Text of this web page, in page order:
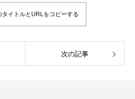
タイトルとURLをコピーする
次の記事